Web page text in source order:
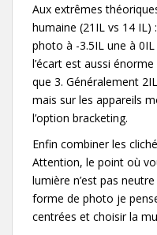
Aux extrêmes
humaine (21IL vs 14 IL)
photo à -3.5IL une à
l’écart est aussi
que 3. Généralement
mais sur les appareils
l’option bracketing.
Enfin combiner les
Attention, le point où
lumière n’est pas
forme de photo je
centrées et choisir la